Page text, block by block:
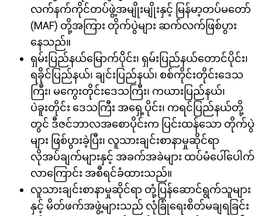
လက်နက်ကိုင်တပ်ဖွဲ့အမျိုးမျိုးနှင့် မြန်မာ့တပ်မတော်
(MAF) တို့အကြား တိုက်ပွဲများ ဆက်လက်ဖြစ်ပွား
နေသည်။
ရှမ်းပြည်နယ်မြောက်ပိုင်း၊ ရှမ်းပြည်နယ်တောင်ပိုင်း၊
ရခိုင်ပြည်နယ်၊ ချင်းပြည်နယ်၊ စစ်ကိုင်းတိုင်းဒေသ
ကြီး၊ မကွေးတိုင်းဒေသကြီး၊ ကယားပြည်နယ်၊
ပဲခူးတိုင်း ဒေသကြီး အရှေ့ပိုင်း၊ ကရင်ပြည်နယ်တို့
တွင် ဒီဇင်ဘာလအစောပိုင်းက ပြင်းထန်သော တိုက်ပွဲ
များ ဖြစ်ပွားခဲ့ပြီး၊ လူသားချင်းစာနာမှုဆိုင်ရာ
လိုအပ်ချက်များနှင့် အခက်အခဲများ ထပ်မံပေါ်ပေါက်
လာကြောင်း အစီရင်ခံထားသည်။
လူသားချင်းစာနာမှုဆိုင်ရာ တုံ့ပြန်ဆောင်ရွက်သူများ
နှင့် မိတ်ဖက်အဖွဲ့များသည် လုံခြုံရေးစိတ်မချရခြင်း